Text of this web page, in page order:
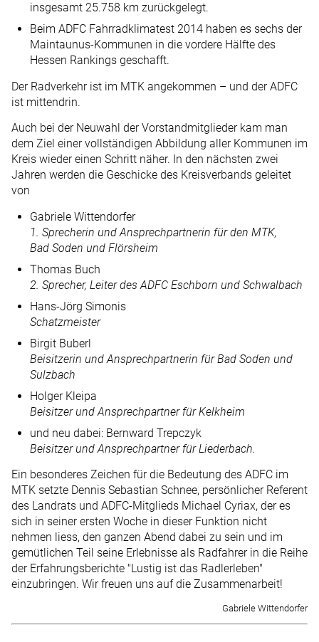
insgesamt 25.758 km zurückgelegt.
Beim ADFC Fahrradklimatest 2014 haben es sechs der
Maintaunus-Kommunen in die vordere Hälfte des
Hessen Rankings geschafft.
Der Radverkehr ist im MTK angekommen – und der ADFC
ist mittendrin.
Auch bei der Neuwahl der Vorstandmitglieder kam man
dem Ziel einer vollständigen Abbildung aller Kommunen im
Kreis wieder einen Schritt näher. In den nächsten zwei
Jahren werden die Geschicke des Kreisverbands geleitet
von
Gabriele Wittendorfer
1. Sprecherin und Ansprechpartnerin für den MTK,
Bad Soden und Flörsheim
Thomas Buch
2. Sprecher, Leiter des ADFC Eschborn und Schwalbach
Hans-Jörg Simonis
Schatzmeister
Birgit Buberl
Beisitzerin und Ansprechpartnerin für Bad Soden und
Sulzbach
Holger Kleipa
Beisitzer und Ansprechpartner für Kelkheim
und neu dabei: Bernward Trepczyk
Beisitzer und Ansprechpartner für Liederbach.
Ein besonderes Zeichen für die Bedeutung des ADFC im
MTK setzte Dennis Sebastian Schnee, persönlicher Referent
des Landrats und ADFC-Mitglieds Michael Cyriax, der es
sich in seiner ersten Woche in dieser Funktion nicht
nehmen liess, den ganzen Abend dabei zu sein und im
gemütlichen Teil seine Erlebnisse als Radfahrer in die Reihe
der Erfahrungsberichte "Lustig ist das Radlerleben"
einzubringen. Wir freuen uns auf die Zusammenarbeit!
Gabriele Wittendorfer